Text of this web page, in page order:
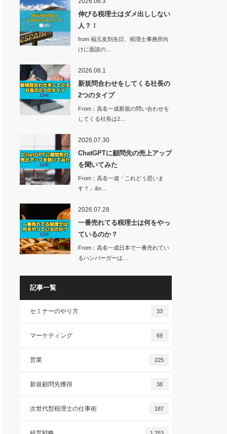
伸びる税理士はダメ出ししない
人？！
from 福元友則先日、税理士事務所向
けに面談の…
2026.08.1
新規問合わせをしてくる社長の
2つのタイプ
From：高名一成新規の問い合わせを
してくる社長は2…
2026.07.30
ChatGPTに顧問先の売上アップ
を聞いてみた
From：高名一成「これどう思いま
す？」&n…
2026.07.28
一番売れてる税理士は何をやっ
ているのか？
From：高名一成日本で一番売れてい
るハンバーガーは…
記事一覧
セミナーのやり方 33
マーケティング 69
営業 225
新規顧問先獲得 38
次世代型税理士の仕事術 187
1,253